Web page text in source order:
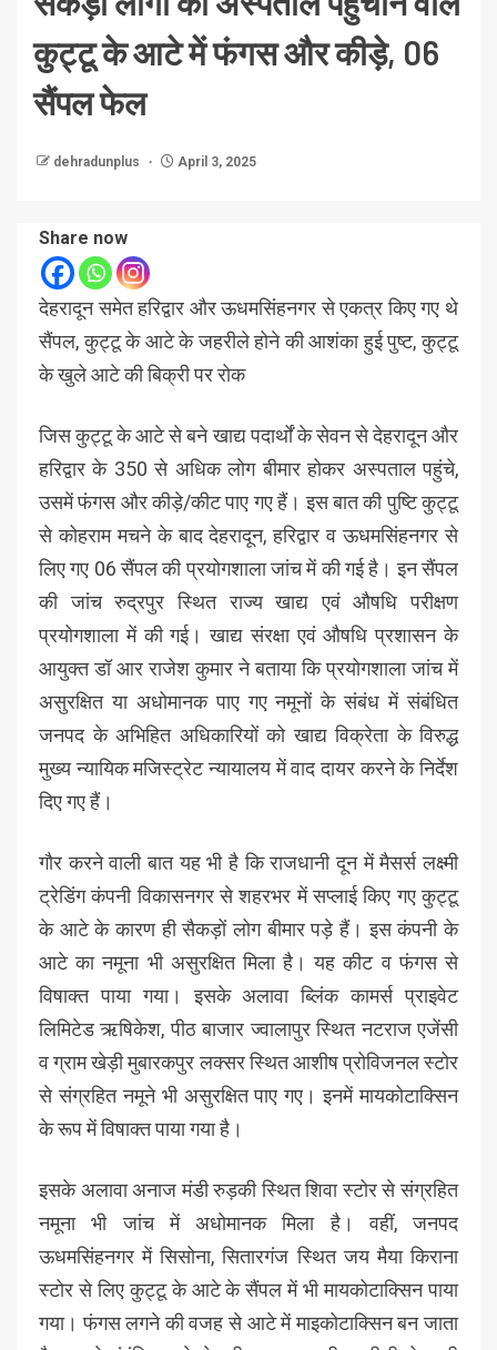
कुट्टू के आटे में फंगस और कीड़े, 06
सैंपल फेल
dehradunplus April 3, 2025
Share now
देहरादून समेत हरिद्वार और ऊधमसिंहनगर से एकत्र किए गए थे
सैंपल, कुट्टू के आटे के जहरीले होने की आशंका हुई पुष्ट, कुट्टू
के खुले आटे की बिक्री पर रोक
जिस कुट्टू के आटे से बने खाद्य पदार्थों के सेवन से देहरादून और
हरिद्वार के 350 से अधिक लोग बीमार होकर अस्पताल पहुंचे,
उसमें फंगस और कीड़े/कीट पाए गए हैं। इस बात की पुष्टि कुट्टू
से कोहराम मचने के बाद देहरादून, हरिद्वार व ऊधमसिंहनगर से
लिए गए 06 सैंपल की प्रयोगशाला जांच में की गई है। इन सैंपल
की जांच रुद्रपुर स्थित राज्य खाद्य एवं औषधि परीक्षण
प्रयोगशाला में की गई। खाद्य संरक्षा एवं औषधि प्रशासन के
आयुक्त डॉ आर राजेश कुमार ने बताया कि प्रयोगशाला जांच में
असुरक्षित या अधोमानक पाए गए नमूनों के संबंध में संबंधित
जनपद के अभिहित अधिकारियों को खाद्य विक्रेता के विरुद्ध
मुख्य न्यायिक मजिस्ट्रेट न्यायालय में वाद दायर करने के निर्देश
दिए गए हैं।
गौर करने वाली बात यह भी है कि राजधानी दून में मैसर्स लक्ष्मी
ट्रेडिंग कंपनी विकासनगर से शहरभर में सप्लाई किए गए कुट्टू
के आटे के कारण ही सैकड़ों लोग बीमार पड़े हैं। इस कंपनी के
आटे का नमूना भी असुरक्षित मिला है। यह कीट व फंगस से
विषाक्त पाया गया। इसके अलावा ब्लिंक कामर्स प्राइवेट
लिमिटेड ऋषिकेश, पीठ बाजार ज्वालापुर स्थित नटराज एजेंसी
व ग्राम खेड़ी मुबारकपुर लक्सर स्थित आशीष प्रोविजनल स्टोर
से संग्रहित नमूने भी असुरक्षित पाए गए। इनमें मायकोटाक्सिन
के रूप में विषाक्त पाया गया है।
इसके अलावा अनाज मंडी रुड़की स्थित शिवा स्टोर से संग्रहित
नमूना भी जांच में अधोमानक मिला है। वहीं, जनपद
ऊधमसिंहनगर में सिसोना, सितारगंज स्थित जय मैया किराना
स्टोर से लिए कुट्टू के आटे के सैंपल में भी मायकोटाक्सिन पाया
गया। फंगस लगने की वजह से आटे में माइकोटाक्सिन बन जाता